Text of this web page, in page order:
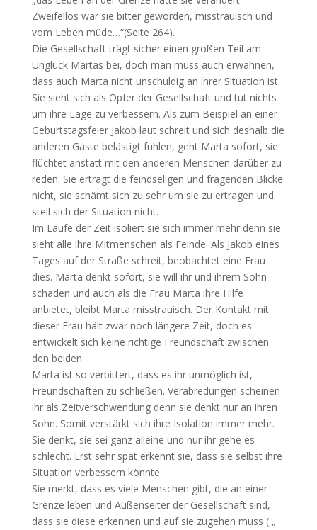
Zweifellos war sie bitter geworden, misstrauisch und
vom Leben müde…“(Seite 264).
Die Gesellschaft trägt sicher einen großen Teil am
Unglück Martas bei, doch man muss auch erwähnen,
dass auch Marta nicht unschuldig an ihrer Situation ist.
Sie sieht sich als Opfer der Gesellschaft und tut nichts
um ihre Lage zu verbessern. Als zum Beispiel an einer
Geburtstagsfeier Jakob laut schreit und sich deshalb die
anderen Gäste belästigt fühlen, geht Marta sofort, sie
flüchtet anstatt mit den anderen Menschen darüber zu
reden. Sie erträgt die feindseligen und fragenden Blicke
nicht, sie schämt sich zu sehr um sie zu ertragen und
stell sich der Situation nicht.
Im Laufe der Zeit isoliert sie sich immer mehr denn sie
sieht alle ihre Mitmenschen als Feinde. Als Jakob eines
Tages auf der Straße schreit, beobachtet eine Frau
dies. Marta denkt sofort, sie will ihr und ihrem Sohn
schaden und auch als die Frau Marta ihre Hilfe
anbietet, bleibt Marta misstrauisch. Der Kontakt mit
dieser Frau hält zwar noch längere Zeit, doch es
entwickelt sich keine richtige Freundschaft zwischen
den beiden.
Marta ist so verbittert, dass es ihr unmöglich ist,
Freundschaften zu schließen. Verabredungen scheinen
ihr als Zeitverschwendung denn sie denkt nur an ihren
Sohn. Somit verstärkt sich ihre Isolation immer mehr.
Sie denkt, sie sei ganz alleine und nur ihr gehe es
schlecht. Erst sehr spät erkennt sie, dass sie selbst ihre
Situation verbessern könnte.
Sie merkt, dass es viele Menschen gibt, die an einer
Grenze leben und Außenseiter der Gesellschaft sind,
dass sie diese erkennen und auf sie zugehen muss ( „